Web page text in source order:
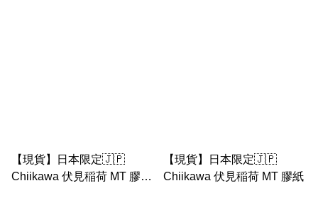
【現貨】日本限定🇯🇵
Chiikawa 伏見稲荷 MT 膠紙
【現貨】日本限定🇯🇵
Chiikawa 伏見稲荷 MT 膠紙